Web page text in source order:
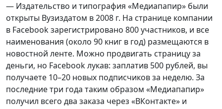
— Издательство и типография «Медиапапир» были
открыты Вузиздатом в 2008 г. На странице компании
в Facebook зарегистрировано 800 участников, и все
наименования (около 90 книг в год) размещаются в
новостной ленте. Можно продвигать страницу за
деньги, но Facebook лукав: заплатив 500 рублей, вы
получаете 10–20 новых подписчиков за неделю. За
последние три года таким образом «Медиапапир»
получил всего два заказа через «ВКонтакте» и